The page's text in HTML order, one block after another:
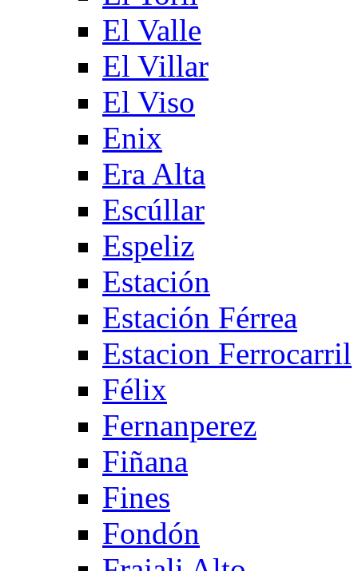
El Valle
El Villar
El Viso
Enix
Era Alta
Escúllar
Espeliz
Estación
Estación Férrea
Estacion Ferrocarril
Félix
Fernanperez
Fiñana
Fines
Fondón